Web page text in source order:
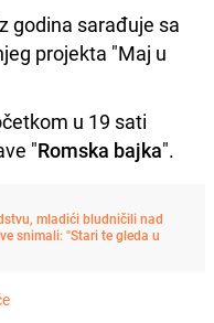
godina sarađuje sa
projekta "Maj u
u 19 sati
"Romska bajka".
mladići bludničili nad
snimali: "Stari te gleda u